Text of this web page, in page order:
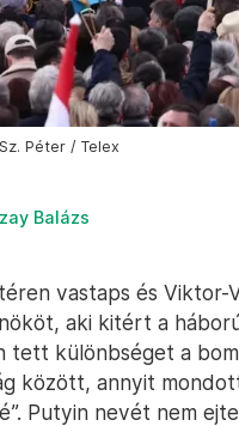
Péter / Telex
Balázs
vastaps és
aki kitért a
tett különbséget a
között, annyit
Putyin nevét nem